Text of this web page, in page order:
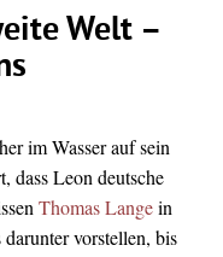
Welt –
im Wasser auf sein
dass Leon deutsche
Thomas Langein
vorstellen, bis